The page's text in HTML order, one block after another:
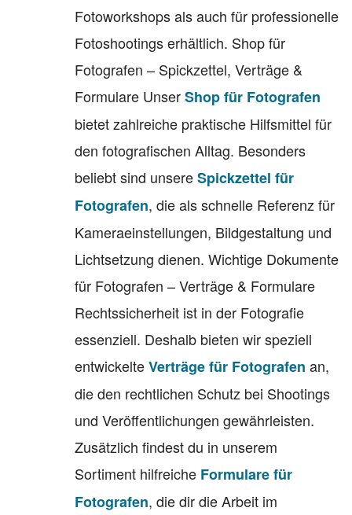
Fotoworkshops als auch für professionelle
Fotoshootings erhältlich. Shop für
Fotografen – Spickzettel, Verträge &
Formulare UnserShop für Fotografen
bietet zahlreiche praktische Hilfsmittel für
den fotografischen Alltag. Besonders
beliebt sind unsereSpickzettel für
Fotografen, die als schnelle Referenz für
Kameraeinstellungen, Bildgestaltung und
Lichtsetzung dienen. Wichtige Dokumente
für Fotografen – Verträge & Formulare
Rechtssicherheit ist in der Fotografie
essenziell. Deshalb bieten wir speziell
entwickelteVerträge für Fotografen an,
die den rechtlichen Schutz bei Shootings
und Veröffentlichungen gewährleisten.
Zusätzlich findest du in unserem
Sortiment hilfreiche Formulare für
Fotografen, die dir die Arbeit im